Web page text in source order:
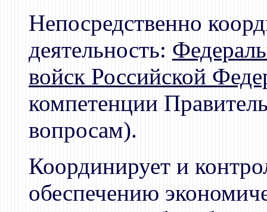
Непосредственно
деятельность:
войск Российской
компетенции
вопросам).
Координирует и
обеспечению